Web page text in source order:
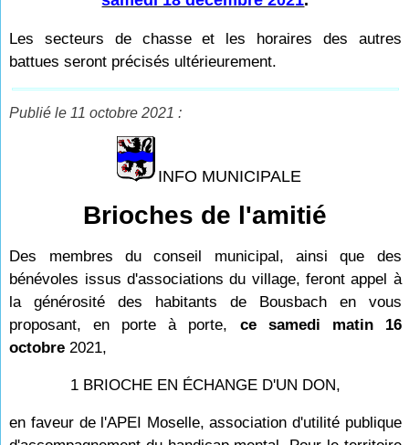
Les secteurs de chasse et les horaires des autres
battues seront précisés ultérieurement.
Publié le 11 octobre 2021 :
INFO MUNICIPALE
Brioches de l'amitié
Des membres du conseil municipal, ainsi que des
bénévoles issus d'associations du village, feront appel à
la générosité des habitants de Bousbach en vous
proposant, en porte à porte, ce samedi matin 16
octobre 2021,
1 BRIOCHE EN ÉCHANGE D'UN DON,
en faveur de l'APEI Moselle, association d'utilité publique